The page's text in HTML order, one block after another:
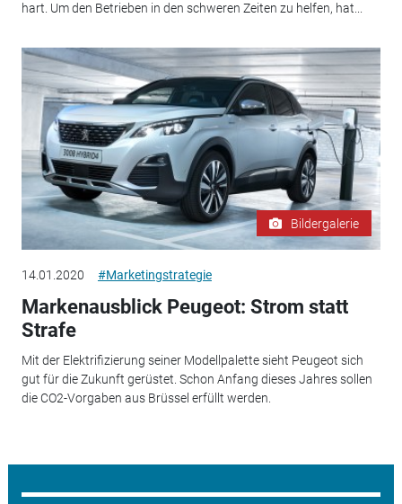
hart. Um den Betrieben in den schweren Zeiten zu helfen, hat...
Bildergalerie
14.01.2020 #Marketingstrategie
Markenausblick Peugeot: Strom statt
Strafe
Mit der Elektrifizierung seiner Modellpalette sieht Peugeot sich
gut für die Zukunft gerüstet. Schon Anfang dieses Jahres sollen
die CO2-Vorgaben aus Brüssel erfüllt werden.